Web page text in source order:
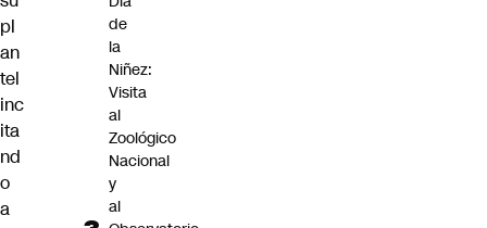
pl
an
tel
inc
ita
nd
o
a
de
la
Niñez:
Visita
al
Zoológico
Nacional
y
al